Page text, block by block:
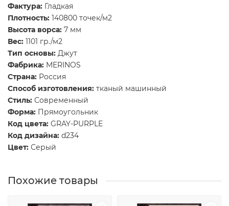
Фактура: Гладкая
Плотность: 140800 точек/м2
Высота ворса: 7 мм
Вес: 1101 гр./м2
Тип основы: Джут
Фабрика: MERINOS
Страна: Россия
Способ изготовления: тканый машинный
Стиль: Современный
Форма: Прямоугольник
Код цвета: GRAY-PURPLE
Код дизайна: d234
Цвет: Серый
Похожие товары